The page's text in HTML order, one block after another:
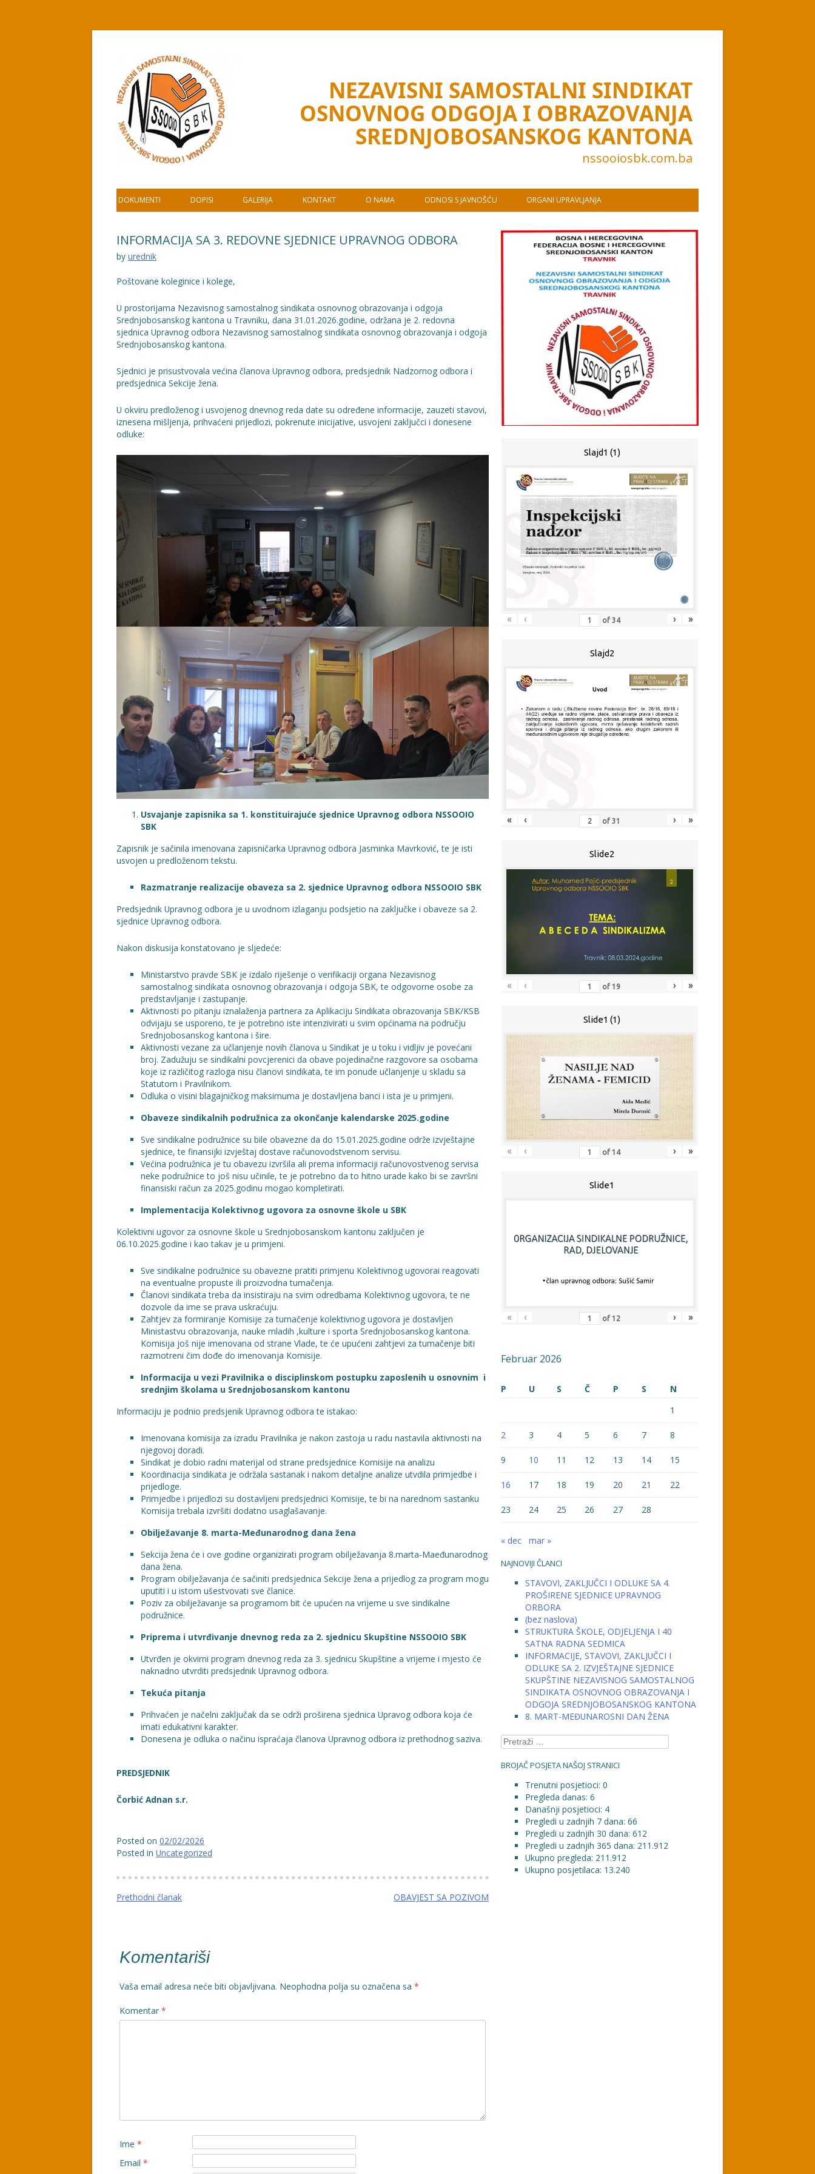
content
NEZAVISNI SAMOSTALNI SINDIKAT
OSNOVNOG ODGOJA I OBRAZOVANJA
SREDNJOBOSANSKOG KANTONA
nssooiosbk.com.ba
DOKUMENTI DOPISI GALERIJA KONTAKT O NAMA ODNOSI S JAVNOŠĆU ORGANI UPRAVLJANJA
INFORMACIJA SA 3. REDOVNE SJEDNICE UPRAVNOG ODBORA
by urednik
Poštovane koleginice i kolege,
U prostorijama Nezavisnog samostalnog sindikata osnovnog obrazovanja i odgoja
Srednjobosanskog kantona u Travniku, dana 31.01.2026.godine, održana je 2. redovna
sjednica Upravnog odbora Nezavisnog samostalnog sindikata osnovnog obrazovanja i odgoja
Srednjobosanskog kantona.
Sjednici je prisustvovala većina članova Upravnog odbora, predsjednik Nadzornog odbora i
predsjednica Sekcije žena.
U okviru predloženog i usvojenog dnevnog reda date su određene informacije, zauzeti stavovi,
iznesena mišljenja, prihvaćeni prijedlozi, pokrenute inicijative, usvojeni zaključci i donesene
odluke:
Usvajanje zapisnika sa 1. konstituirajuće sjednice Upravnog odbora NSSOOIO
SBK
Zapisnik je sačinila imenovana zapisničarka Upravnog odbora Jasminka Mavrković, te je isti
usvojen u predloženom tekstu.
Razmatranje realizacije obaveza sa 2. sjednice Upravnog odbora NSSOOIO SBK
Predsjednik Upravnog odbora je u uvodnom izlaganju podsjetio na zaključke i obaveze sa 2.
sjednice Upravnog odbora.
Nakon diskusija konstatovano je sljedeće:
Ministarstvo pravde SBK je izdalo riješenje o verifikaciji organa Nezavisnog
samostalnog sindikata osnovnog obrazovanja i odgoja SBK, te odgovorne osobe za
predstavljanje i zastupanje.
Aktivnosti po pitanju iznalaženja partnera za Aplikaciju Sindikata obrazovanja SBK/KSB
odvijaju se usporeno, te je potrebno iste intenzivirati u svim općinama na području
Srednjobosanskog kantona i šire.
Aktivnosti vezane za učlanjenje novih članova u Sindikat je u toku i vidljiv je povećani
broj. Zadužuju se sindikalni povcjerenici da obave pojedinačne razgovore sa osobama
koje iz različitog razloga nisu članovi sindikata, te im ponude učlanjenje u skladu sa
Statutom i Pravilnikom.
Odluka o visini blagajničkog maksimuma je dostavljena banci i ista je u primjeni.
Obaveze sindikalnih podružnica za okončanje kalendarske 2025.godine
Sve sindikalne podružnice su bile obavezne da do 15.01.2025.godine održe izvještajne
sjednice, te finansijki izvještaj dostave računovodstvenom servisu.
Većina podružnica je tu obavezu izvršila ali prema informaciji računovostvenog servisa
neke podružnice to još nisu učinile, te je potrebno da to hitno urade kako bi se završni
finansiski račun za 2025.godinu mogao kompletirati.
Implementacija Kolektivnog ugovora za osnovne škole u SBK
Kolektivni ugovor za osnovne škole u Srednjobosanskom kantonu zaključen je
06.10.2025.godine i kao takav je u primjeni.
Sve sindikalne podružnice su obavezne pratiti primjenu Kolektivnog ugovorai reagovati
na eventualne propuste ili proizvodna tumačenja.
Članovi sindikata treba da insistiraju na svim odredbama Kolektivnog ugovora, te ne
dozvole da ime se prava uskraćuju.
Zahtjev za formiranje Komisije za tumačenje kolektivnog ugovora je dostavljen
Ministastvu obrazovanja, nauke mladih ,kulture i sporta Srednjobosanskog kantona.
Komisija još nije imenovana od strane Vlade, te će upućeni zahtjevi za tumačenje biti
razmotreni čim dođe do imenovanja Komisije.
Informacija u vezi Pravilnika o disciplinskom postupku zaposlenih u osnovnim i
srednjim školama u Srednjobosanskom kantonu
Informaciju je podnio predsjenik Upravnog odbora te istakao:
Imenovana komisija za izradu Pravilnika je nakon zastoja u radu nastavila aktivnosti na
njegovoj doradi.
Sindikat je dobio radni materijal od strane predsjednice Komisije na analizu
Koordinacija sindikata je održala sastanak i nakom detaljne analize utvdila primjedbe i
prijedloge.
Primjedbe i prijedlozi su dostavljeni predsjednici Komisije, te bi na narednom sastanku
Komisija trebala izvršiti dodatno usaglašavanje.
Obilježavanje 8. marta-Međunarodnog dana žena
Sekcija žena će i ove godine organizirati program obilježavanja 8.marta-Maeđunarodnog
dana žena.
Program obilježavanja će sačiniti predsjednica Sekcije žena a prijedlog za program mogu
uputiti i u istom ušestvovati sve članice.
Poziv za obilježavanje sa programom bit će upućen na vrijeme u sve sindikalne
podružnice.
Priprema i utvrđivanje dnevnog reda za 2. sjednicu Skupštine NSSOOIO SBK
Utvrđen je okvirni program dnevnog reda za 3. sjednicu Skupštine a vrijeme i mjesto će
naknadno utvrditi predsjednik Upravnog odbora.
Tekuća pitanja
Prihvaćen je načelni zaključak da se održi proširena sjednica Upravog odbora koja će
imati edukativni karakter.
Donesena je odluka o načinu ispraćaja članova Upravnog odbora iz prethodnog saziva.
PREDSJEDNIK
Čorbić Adnan s.r.
Posted on 02/02/2026
Posted in Uncategorized
Navigacija
Prethodni članak OBAVJEST SA POZIVOM
Komentariši
Vaša email adresa neće biti objavljivana. Neophodna polja su označena sa*
Komentar*
Ime*
Email*
Slajd1 (1)
« ‹ of 34 › »
Slajd2
« ‹ of 31 › »
Slide2
« ‹ of 19 › »
Slide1 (1)
« ‹ of 14 › »
Slide1
« ‹ of 12 › »
Februar 2026
P U S Č P S
N
1
2 3 4 5 6 7 8
9 10 11 12 13 14 15
16 17 18 19 20 21 22
23 24 25 26 27 28
« dec mar »
NAJNOVIJI ČLANCI
STAVOVI, ZAKLJUČCI I ODLUKE SA 4.
PROŠIRENE SJEDNICE UPRAVNOG
ORBORA
(bez naslova)
STRUKTURA ŠKOLE, ODJELJENJA I 40
SATNA RADNA SEDMICA
INFORMACIJE, STAVOVI, ZAKLJUČCI I
ODLUKE SA 2. IZVJEŠTAJNE SJEDNICE
SKUPŠTINE NEZAVISNOG SAMOSTALNOG
SINDIKATA OSNOVNOG OBRAZOVANJA I
ODGOJA SREDNJOBOSANSKOG KANTONA
8. MART-MEĐUNAROSNI DAN ŽENA
Pretraga:
BROJAČ POSJETA NAŠOJ STRANICI
Trenutni posjetioci: 0
Pregleda danas: 6
Današnji posjetioci: 4
Pregledi u zadnjih 7 dana: 66
Pregledi u zadnjih 30 dana: 612
Pregledi u zadnjih 365 dana: 211.912
Ukupno pregleda: 211.912
Ukupno posjetilaca: 13.240